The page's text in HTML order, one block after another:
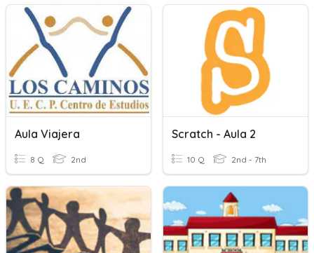
Aula Viajera
8 Q 2nd
Scratch - Aula 2
10 Q 2nd - 7th